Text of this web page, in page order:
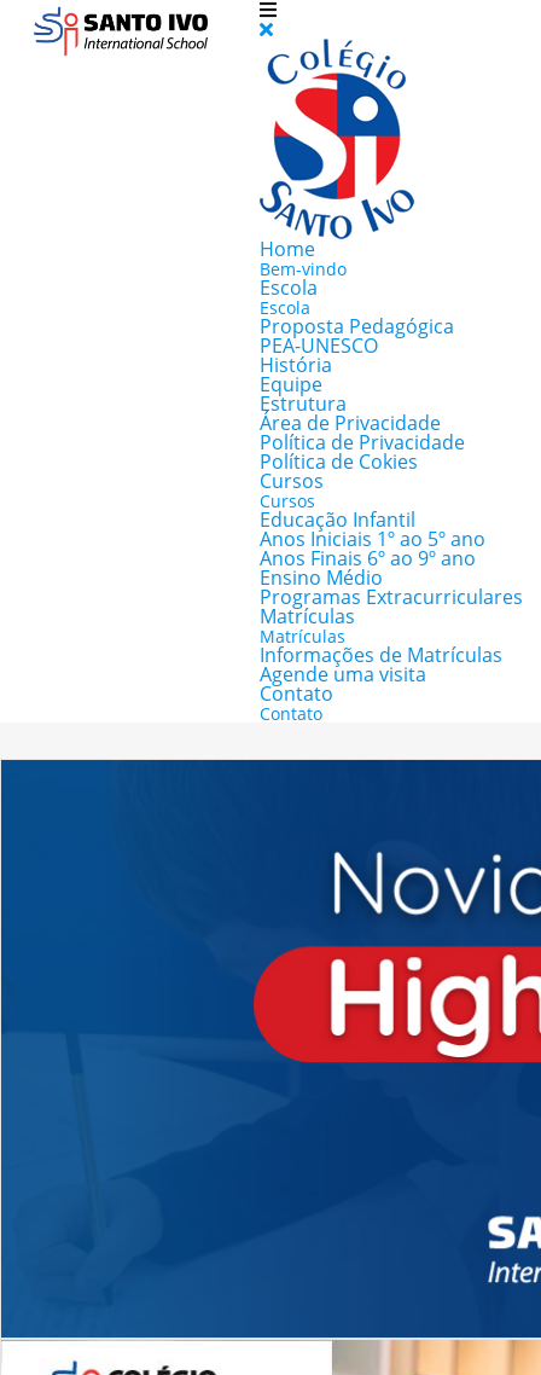
Home
Bem-vindo
Escola
Escola
Proposta Pedagógica
PEA-UNESCO
História
Equipe
Estrutura
Área de Privacidade
Política de Privacidade
Política de Cokies
Cursos
Cursos
Educação Infantil
Anos Iniciais 1º ao 5º ano
Anos Finais 6º ao 9º ano
Ensino Médio
Programas Extracurriculares
Matrículas
Matrículas
Informações de Matrículas
Agende uma visita
Contato
Contato
Novidades 2026 High School